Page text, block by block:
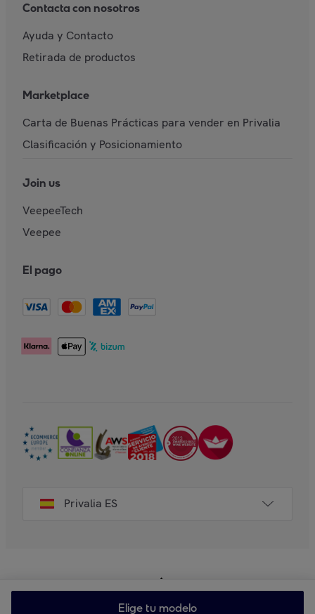
Elige tu modelo
Contacta con nosotros
Ayuda y Contacto
Retirada de productos
Marketplace
Carta de Buenas Prácticas para vender en Privalia
Clasificación y Posicionamiento
Join us
VeepeeTech
Veepee
El pago
Privalia ES